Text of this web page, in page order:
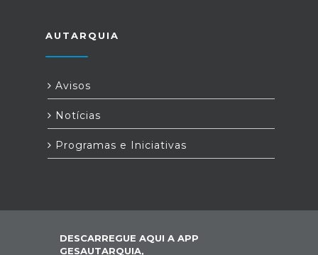
AUTARQUIA
Avisos
Notícias
Programas e Iniciativas
DESCARREGUE AQUI A APP
GESAUTARQUIA,